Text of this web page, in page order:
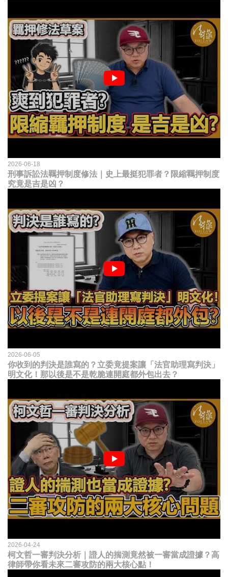
2026-06-18
刑事訴訟法羈押制度修法｜史上最挺犯罪者？限縮羈押制度
究竟是吉是凶？
2026-06-05
你收到的判決是誰寫的？立委竟提案讓「法官助理寫判決」
明文化！那以後是不是乾脆連開庭都外包出去？
2026-04-24
柯文哲一審判決分析｜證人的揣測竟然被一審當成證據？高
律師帶你看未來二審攻防的兩大核心點！